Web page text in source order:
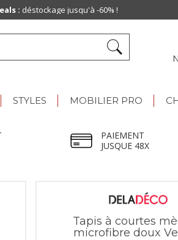
STYLES MOBILIER PRO
PAIEMENT
JUSQUE 48X
Tapis à courtes
microfibre doux
: déstockage jusqu'à -60% !